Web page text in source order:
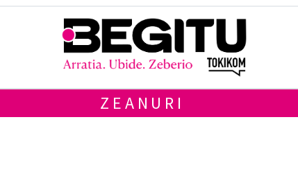
ZEANURI